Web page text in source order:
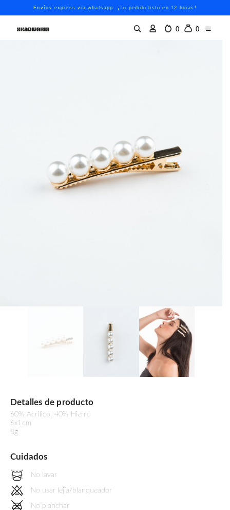
Envíos express via whatsapp. ¡Tu pedido listo en 12 horas!
0 0
Detalles de producto
60% Acrílico, 40% Hierro
6x1cm
8g
Cuidados
No lavar
No usar lejía/blanqueador
No planchar